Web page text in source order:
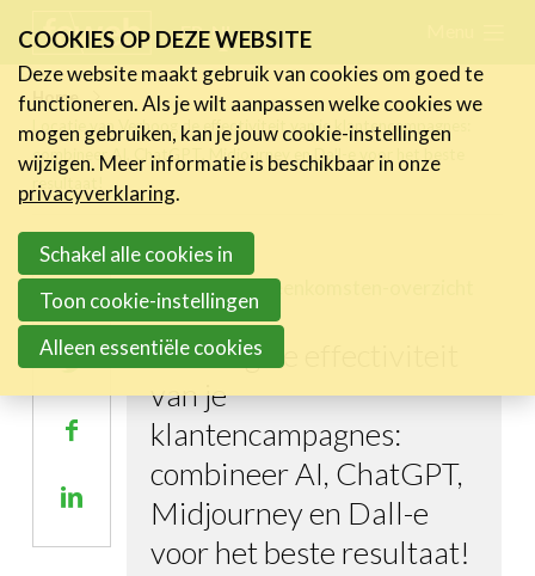
links
Jump
to
navigation
to
main
content
FR NL
Home
Locatie van Verhoog de effectiviteit van je klantencampagnes:
combineer AI, ChatGPT, Midjourney en Dall-e voor het beste
resultaat!
Delen
Deel
op
Twitter
Deel
Facebook
Deel
Terug naar bijeenkomsten-overzicht
Verhoog de effectiviteit
van je
klantencampagnes:
combineer AI, ChatGPT,
Midjourney en Dall-e
voor het beste resultaat!
Nieuws
Activiteiten
Expertise
Toolbox
Bedrijvenzoeker
Lid worden AccountZoeken
COOKIES OP DEZE WEBSITE
Deze website maakt gebruik van cookies om goed te
functioneren. Als je wilt aanpassen welke cookies we
mogen gebruiken, kan je jouw cookie-instellingen
wijzigen. Meer informatie is beschikbaar in onze
privacyverklaring.
Schakel alle cookies in
Toon cookie-instellingen
Alleen essentiële cookies